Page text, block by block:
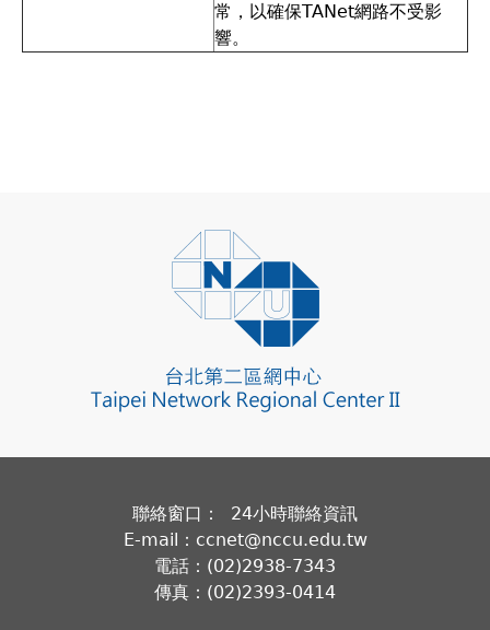
常，以確保TANet網路不受影
響。
聯絡窗口： 24小時聯絡資訊
E-mail：ccnet@nccu.edu.tw
電話：(02)2938-7343
傳真：(02)2393-0414